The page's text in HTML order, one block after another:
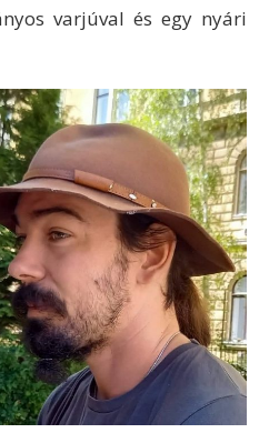
varjúval és egy nyári